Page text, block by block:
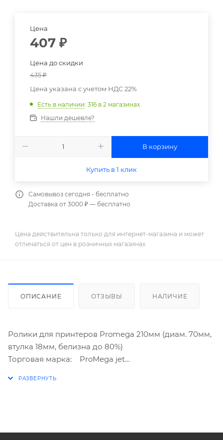
Цена
407 ₽
Цена до скидки
435₽
Цена указана с учетом НДС 22%
Есть в наличии: 316 в 2 магазинах
Нашли дешевле?
В корзину
Купить в 1 клик
Самовывоз сегодня - бесплатно
Доставка от 3000 ₽ — бесплатно
Цена действительна только для интернет-магазина и может
отличаться от цен в розничных магазинах
ОПИСАНИЕ ОТЗЫВЫ НАЛИЧИЕ
Ролики для принтеров Promega 210мм (диам. 70мм,
втулка 18мм, белизна до 80%)
Торговая марка: ProMega jet
Количество в упaковке: 1 шт.